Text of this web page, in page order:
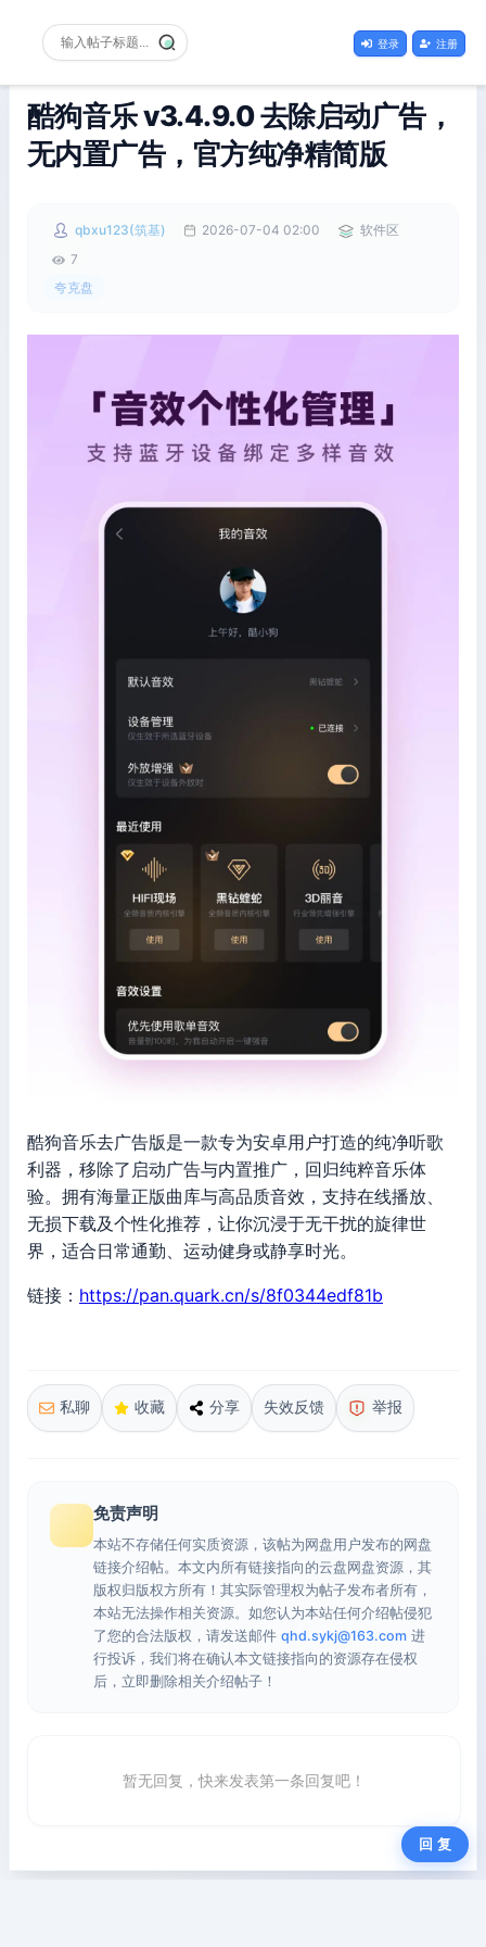
登录 注册
酷狗音乐 v3.4.9.0 去除启动广告，
无内置广告，官方纯净精简版
qbxu123(筑基) 2026-07-04 02:00
软件区
7
夸克盘
酷狗音乐去广告版是一款专为安卓用户打造的纯净听歌
利器，移除了启动广告与内置推广，回归纯粹音乐体
验。拥有海量正版曲库与高品质音效，支持在线播放、
无损下载及个性化推荐，让你沉浸于无干扰的旋律世
界，适合日常通勤、运动健身或静享时光。
链接： https://pan.quark.cn/s/8f0344edf81b
私聊 收藏 分享 失效反馈 举报
免责声明
本站不存储任何实质资源，该帖为网盘用户发布的网盘
链接介绍帖。本文内所有链接指向的云盘网盘资源，其
版权归版权方所有！其实际管理权为帖子发布者所有，
本站无法操作相关资源。如您认为本站任何介绍帖侵犯
了您的合法版权，请发送邮件 qhd.sykj@163.com 进
行投诉，我们将在确认本文链接指向的资源存在侵权
后，立即删除相关介绍帖子！
暂无回复，快来发表第一条回复吧！
回 复